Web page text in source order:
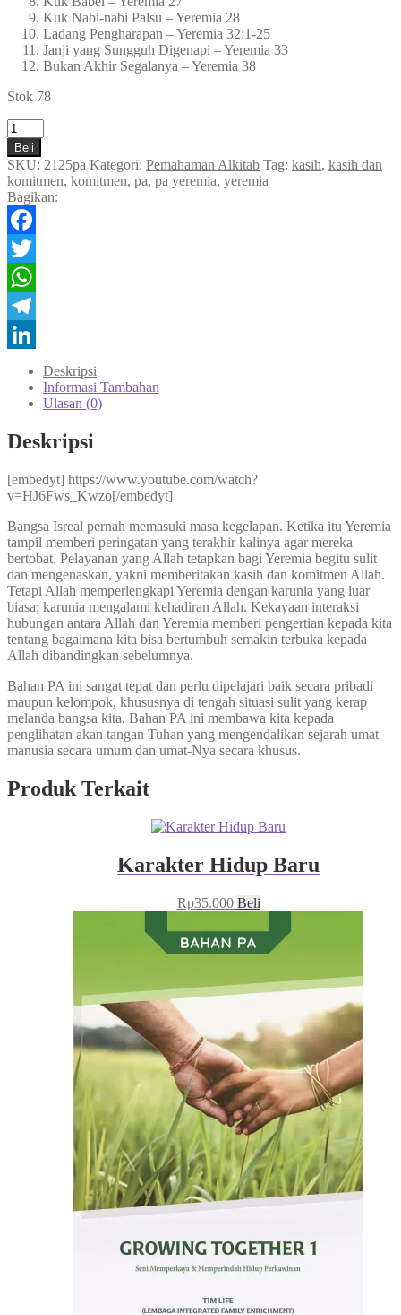
Kuk Nabi-nabi Palsu – Yeremia 28
Ladang Pengharapan – Yeremia 32:1-25
Janji yang Sungguh Digenapi – Yeremia 33
Bukan Akhir Segalanya – Yeremia 38
Stok 78
Kuantitas
Yeremia
Beli
SKU: 2125pa Kategori: Pemahaman Alkitab Tag: kasih, kasih dan
komitmen, komitmen, pa, pa yeremia, yeremia
Bagikan:
Facebook
Twitter
WhatsApp
Telegram
LinkedIn
Deskripsi
Informasi Tambahan
Ulasan (0)
Deskripsi
[embedyt] https://www.youtube.com/watch?
v=HJ6Fws_Kwzo[/embedyt]
Bangsa Isreal pernah memasuki masa kegelapan. Ketika itu Yeremia
tampil memberi peringatan yang terakhir kalinya agar mereka
bertobat. Pelayanan yang Allah tetapkan bagi Yeremia begitu sulit
dan mengenaskan, yakni memberitakan kasih dan komitmen Allah.
Tetapi Allah memperlengkapi Yeremia dengan karunia yang luar
biasa; karunia mengalami kehadiran Allah. Kekayaan interaksi
hubungan antara Allah dan Yeremia memberi pengertian kepada kita
tentang bagaimana kita bisa bertumbuh semakin terbuka kepada
Allah dibandingkan sebelumnya.
Bahan PA ini sangat tepat dan perlu dipelajari baik secara pribadi
maupun kelompok, khususnya di tengah situasi sulit yang kerap
melanda bangsa kita. Bahan PA ini membawa kita kepada
penglihatan akan tangan Tuhan yang mengendalikan sejarah umat
manusia secara umum dan umat-Nya secara khusus.
Produk Terkait
Karakter Hidup Baru
Rp35.000 Beli